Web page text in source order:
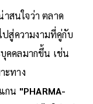
สนใจว่า ตลาด
ปสู่ความงามที่คู่กับ
คคลมากขึ้น เช่น
ะทาง
กน "PHARMA-